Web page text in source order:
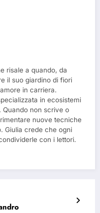
risale a quando, da
il suo giardino di fiori
in carriera.
in ecosistemi
Quando non scrive o
nuove tecniche
Giulia crede che ogni
con i lettori.